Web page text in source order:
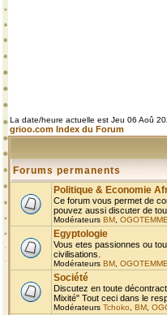
La date/heure actuelle est Jeu 06 Aoû
grioo.com Index du Forum
Forums permanents
Politique & Economie
Ce forum vous permet de
pouvez aussi discuter de
Modérateurs BM
Egyptologie
Vous etes passionnes ou
civilisations.
Modérateurs BM
Société
Discutez en toute
Mixité" Tout ceci dans le
Modérateurs Tchoko BM